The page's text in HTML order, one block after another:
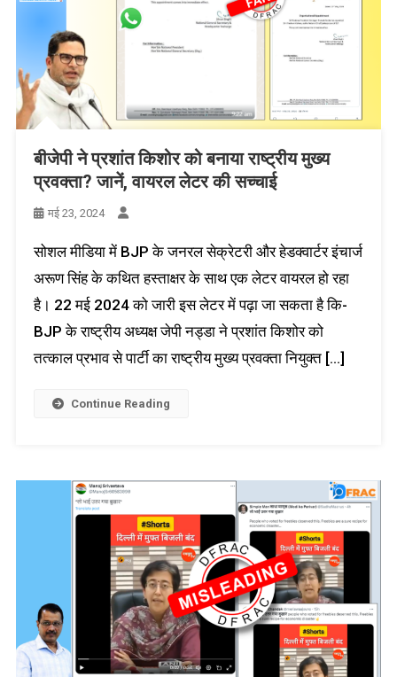
बीजेपी ने प्रशांत किशोर को बनाया राष्ट्रीय मुख्य
प्रवक्ता? जानें, वायरल लेटर की सच्चाई
मई 23, 2024
सोशल मीडिया में BJP के जनरल सेक्रेटरी और हेडक्वार्टर इंचार्ज
अरूण सिंह के कथित हस्ताक्षर के साथ एक लेटर वायरल हो रहा
है। 22 मई 2024 को जारी इस लेटर में पढ़ा जा सकता है कि-
BJP के राष्ट्रीय अध्यक्ष जेपी नड्डा ने प्रशांत किशोर को
तत्काल प्रभाव से पार्टी का राष्ट्रीय मुख्य प्रवक्ता नियुक्त […]
Continue Reading